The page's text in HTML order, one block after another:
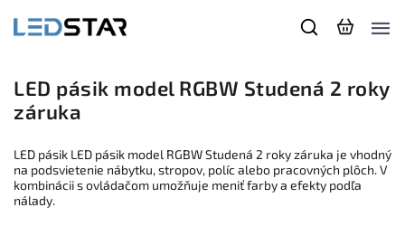
LED pásik model RGBW Studená 2 roky
záruka
LED pásik LED pásik model RGBW Studená 2 roky záruka je vhodný
na podsvietenie nábytku, stropov, políc alebo pracovných plôch. V
kombinácii s ovládačom umožňuje meniť farby a efekty podľa
nálady.